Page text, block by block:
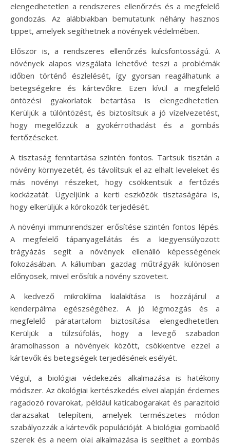
elengedhetetlen a rendszeres ellenőrzés és a megfelelő
gondozás. Az alábbiakban bemutatunk néhány hasznos
tippet, amelyek segíthetnek a növények védelmében.
Először is, a rendszeres ellenőrzés kulcsfontosságú. A
növények alapos vizsgálata lehetővé teszi a problémák
időben történő észlelését, így gyorsan reagálhatunk a
betegségekre és kártevőkre. Ezen kívül a megfelelő
öntözési gyakorlatok betartása is elengedhetetlen.
Kerüljük a túlöntözést, és biztosítsuk a jó vízelvezetést,
hogy megelőzzük a gyökérrothadást és a gombás
fertőzéseket.
A tisztaság fenntartása szintén fontos. Tartsuk tisztán a
növény környezetét, és távolítsuk el az elhalt leveleket és
más növényi részeket, hogy csökkentsük a fertőzés
kockázatát. Ügyeljünk a kerti eszközök tisztaságára is,
hogy elkerüljük a kórokozók terjedését.
A növényi immunrendszer erősítése szintén fontos lépés.
A megfelelő tápanyagellátás és a kiegyensúlyozott
trágyázás segít a növények ellenálló képességének
fokozásában. A káliumban gazdag műtrágyák különösen
előnyösek, mivel erősítik a növény szöveteit.
A kedvező mikroklíma kialakítása is hozzájárul a
kenderpálma egészségéhez. A jó légmozgás és a
megfelelő páratartalom biztosítása elengedhetetlen.
Kerüljük a túlzsúfolás, hogy a levegő szabadon
áramolhasson a növények között, csökkentve ezzel a
kártevők és betegségek terjedésének esélyét.
Végül, a biológiai védekezés alkalmazása is hatékony
módszer. Az ökológiai kertészkedés elvei alapján érdemes
ragadozó rovarokat, például katicabogarakat és parazitoid
darazsakat telepíteni, amelyek természetes módon
szabályozzák a kártevők populációját. A biológiai gombaölő
szerek és a neem olaj alkalmazása is segíthet a gombás